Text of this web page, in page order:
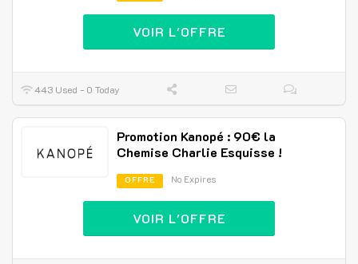
VOIR L'OFFRE
443 Used - 0 Today
Promotion Kanopé : 90€ la
Chemise Charlie Esquisse !
OFFRE No Expires
VOIR L'OFFRE